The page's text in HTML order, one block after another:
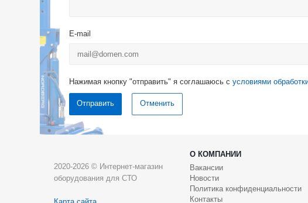
E-mail
Нажимая кнопку "отправить" я соглашаюсь с условиями
Отменить
2020-2026 © Интернет-магазин
оборудования для СТО
О КОМПАНИИ
Вакансии
Новости
Политика конфиденциальности
Контакты